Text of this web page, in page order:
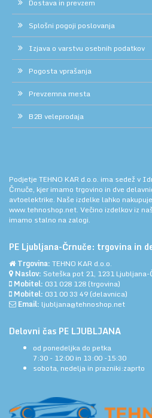
Dostava in prevzem
Splošni pogoji poslovanja
Izjava o varstvu osebnih podatkov
Pogosta vprašanja
Prevzemna mesta
B2B veleprodaja
Podjetje TEHNO KAR d.o.o. ima sedež v
Črnuče, kjer imamo trgovino in dve
avtoelektrike. Naše izdelke lahko
www.tehnoshop.net. Večino izdelkov iz
imamo stalno na zalogi.
PE Ljubljana-Črnuče: trgovina in
Trgovina: TEHNO KAR d.o.o.
Naslov: Soteška pot 21, 1231 Ljubljana-
Mobitel: 031 028 128 (trgovina)
Mobitel: 031 00 33 49 (delavnica)
Email: ljubljana@tehnoshop.net
Delovni čas PE LJUBLJANA
od ponedeljka do petka
7:30 - 12:00 in 13:00 -15:30
sobota, nedelja in prazniki:zaprto